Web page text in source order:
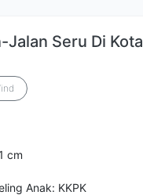
Seru Di Kota
cm
Anak: KKPK